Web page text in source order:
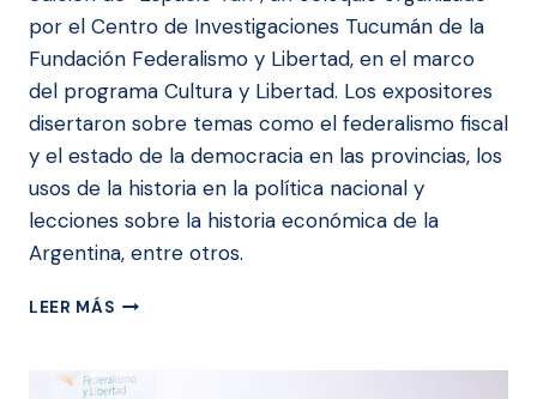
por el Centro de Investigaciones Tucumán de la
Fundación Federalismo y Libertad, en el marco
del programa Cultura y Libertad. Los expositores
disertaron sobre temas como el federalismo fiscal
y el estado de la democracia en las provincias, los
usos de la historia en la política nacional y
lecciones sobre la historia económica de la
Argentina, entre otros.
LEER MÁSSE
2º